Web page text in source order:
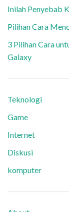
Inilah Penyebab
Pilihan Cara
3 Pilihan Cara
Galaxy
Teknologi
Game
Internet
Diskusi
komputer